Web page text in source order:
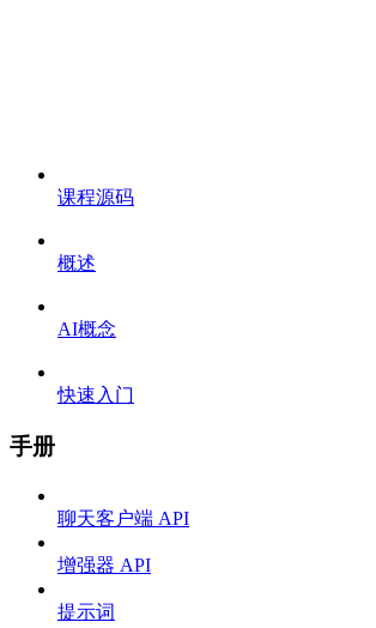
课程源码
概述
AI概念
快速入门
手册
聊天客户端 API
增强器 API
提示词